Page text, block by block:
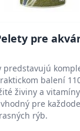
pre
predstavujú
balení
živiny a
pre
rýb.